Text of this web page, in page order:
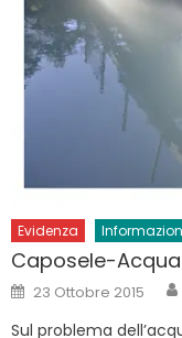
Evidenza
Caposele-
Posted
on
23 Ottobre 2015
Sul problema